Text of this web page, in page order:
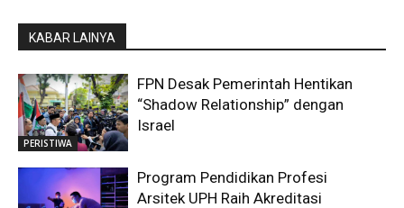
KABAR LAINYA
PERISTIWA
FPN Desak Pemerintah Hentikan
“Shadow Relationship” dengan
Israel
Program Pendidikan Profesi
Arsitek UPH Raih Akreditasi